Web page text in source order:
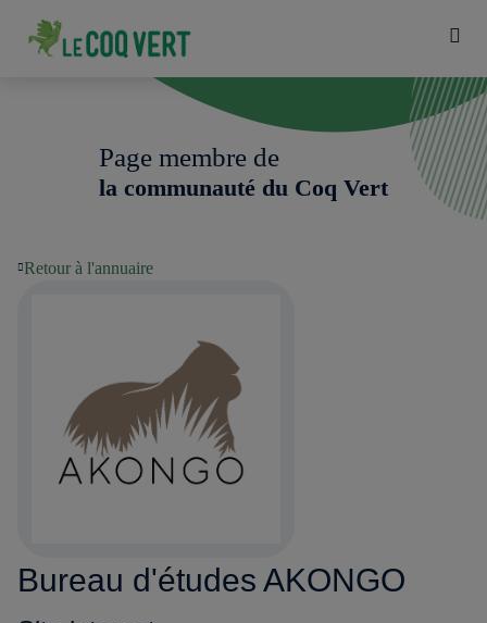
Page membre de
la communauté du Coq Vert
Retour à l'annuaire
Bureau d'études AKONGO